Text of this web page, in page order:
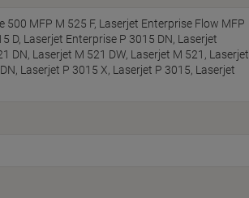
MFP M 525 F, Laserjet Enterprise Flow MFP
D, Laserjet Enterprise P 3015 DN, Laserjet
DN, Laserjet M 521 DW, Laserjet M 521, Laserjet
Laserjet P 3015 X, Laserjet P 3015, Laserjet